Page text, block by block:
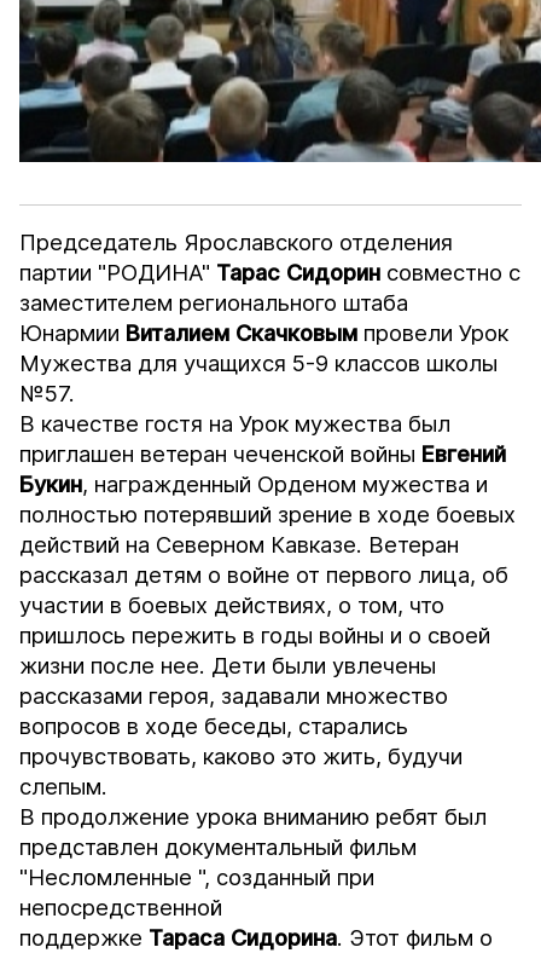
Председатель Ярославского отделения
партии "РОДИНА" Тарас Сидорин совместно с
заместителем регионального штаба
Юнармии Виталием Скачковым провели Урок
Мужества для учащихся 5-9 классов школы
№57.
В качестве гостя на Урок мужества был
приглашен ветеран чеченской войны Евгений
Букин, награжденный Орденом мужества и
полностью потерявший зрение в ходе боевых
действий на Северном Кавказе. Ветеран
рассказал детям о войне от первого лица, об
участии в боевых действиях, о том, что
пришлось пережить в годы войны и о своей
жизни после нее. Дети были увлечены
рассказами героя, задавали множество
вопросов в ходе беседы, старались
прочувствовать, каково это жить, будучи
слепым.
В продолжение урока вниманию ребят был
представлен документальный фильм
"Несломленные ", созданный при
непосредственной
поддержке Тараса Сидорина. Этот фильм о